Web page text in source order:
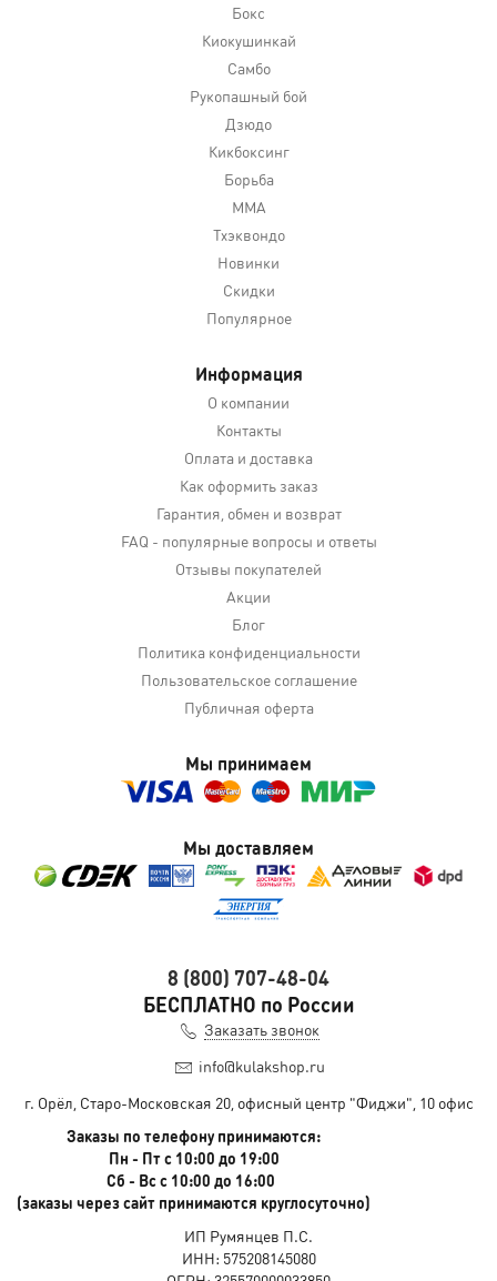
Бокс
Киокушинкай
Самбо
Рукопашный бой
Дзюдо
Кикбоксинг
Борьба
MMA
Тхэквондо
Новинки
Скидки
Популярное
Информация
О компании
Контакты
Оплата и доставка
Как оформить заказ
Гарантия, обмен и возврат
FAQ - популярные вопросы и ответы
Отзывы покупателей
Акции
Блог
Политика конфиденциальности
Пользовательское соглашение
Публичная оферта
Мы принимаем
Мы доставляем
8 (800) 707-48-04
БЕСПЛАТНО по России
Заказать звонок
info@kulakshop.ru
г. Орёл, Старо-Московская 20, офисный центр "Фиджи", 10 офис
Заказы по телефону принимаются:
Пн - Пт с 10:00 до 19:00
Сб - Вс с 10:00 до 16:00
(заказы через сайт принимаются круглосуточно)
ИП Румянцев П.С.
ИНН: 575208145080